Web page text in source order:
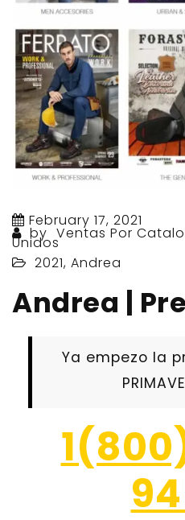
February 17, 2021
by Ventas Por
Unidos
2021, Andrea
Andrea |
Ya empezo la